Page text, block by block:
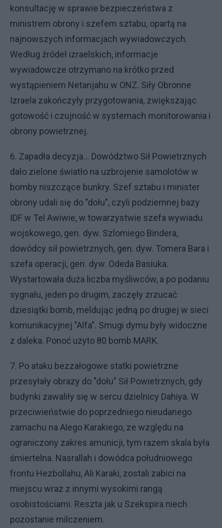
konsultację w sprawie bezpieczeństwa z
ministrem obrony i szefem sztabu, opartą na
najnowszych informacjach wywiadowczych.
Według źródeł izraelskich, informacje
wywiadowcze otrzymano na krótko przed
wystąpieniem Netanjahu w ONZ. Siły Obronne
Izraela zakończyły przygotowania, zwiększając
gotowość i czujność w systemach monitorowania i
obrony powietrznej.
6. Zapadła decyzja... Dowództwo Sił Powietrznych
dało zielone światło na uzbrojenie samolotów w
bomby niszczące bunkry. Szef sztabu i minister
obrony udali się do "dołu", czyli podziemnej bazy
IDF w Tel Awiwie, w towarzystwie szefa wywiadu
wojskowego, gen. dyw. Szlomiego Bindera,
dowódcy sił powietrznych, gen. dyw. Tomera Bara i
szefa operacji, gen. dyw. Odeda Basiuka.
Wystartowała duża liczba myśliwców, a po podaniu
sygnału, jeden po drugim, zaczęły zrzucać
dziesiątki bomb, meldując jedną po drugiej w sieci
komunikacyjnej "Alfa". Smugi dymu były widoczne
z daleka. Ponoć użyto 80 bomb MARK.
7. Po ataku bezzałogowe statki powietrzne
przesyłały obrazy do "dołu" Sił Powietrznych, gdy
budynki zawaliły się w sercu dzielnicy Dahiya. W
przeciwieństwie do poprzedniego nieudanego
zamachu na Alego Karakiego, ze względu na
ograniczony zakres amunicji, tym razem skala była
śmiertelna. Nasrallah i dowódca południowego
frontu Hezbollahu, Ali Karaki, zostali zabici na
miejscu wraz z innymi wysokimi rangą
osobistościami. Reszta jak u Szekspira niech
pozostanie milczeniem.